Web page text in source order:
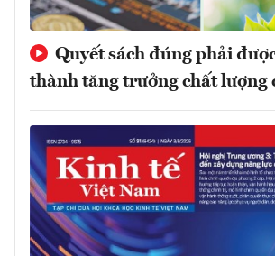
Quyết sách đúng phải
thành tăng trưởng chất lượng